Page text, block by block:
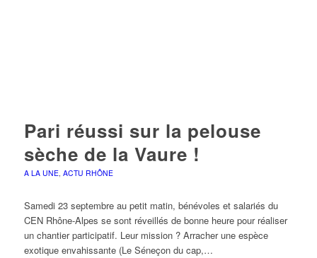
Pari réussi sur la pelouse
sèche de la Vaure !
A LA UNE, ACTU RHÔNE
Samedi 23 septembre au petit matin, bénévoles et salariés du
CEN Rhône-Alpes se sont réveillés de bonne heure pour réaliser
un chantier participatif. Leur mission ? Arracher une espèce
exotique envahissante (Le Séneçon du cap,…